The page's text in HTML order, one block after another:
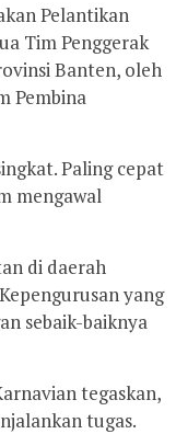
Pelantikan
Tim Penggerak
Banten, oleh
Pembina
Paling cepat
mengawal
di daerah
yang
sebaik-baiknya
tegaskan,
tugas.